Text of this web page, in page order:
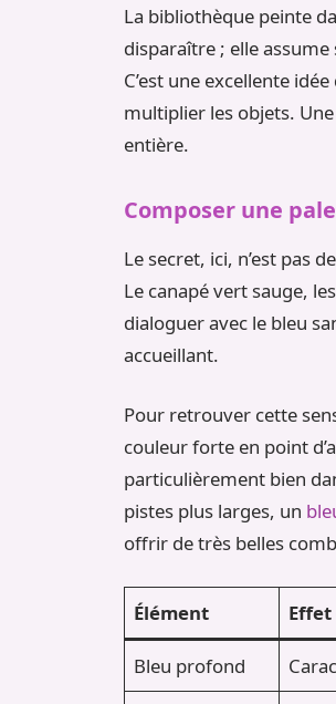
La bibliothèque peinte
disparaître ; elle assume
C’est une excellente
multiplier les objets.
entière.
Composer une
Le secret, ici, n’est pas
Le canapé vert sauge,
dialoguer avec le bleu
accueillant.
Pour retrouver cette
couleur forte en point
particulièrement bien
pistes plus larges, un
offrir de très belles
Élément
Bleu profond